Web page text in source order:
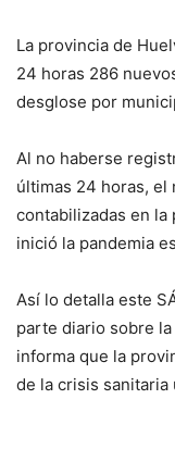
La provincia de
24 horas 286
desglose por
Al no haberse
últimas 24 horas, el
contabilizadas en la
inició la pandemia
Así lo detalla este
parte diario sobre
informa que la
de la crisis